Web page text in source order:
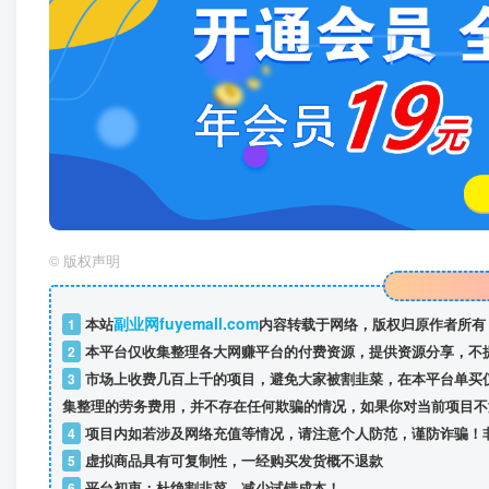
© 版权声明
1 本站副业网fuyemall.com内容转载于网络，版权归原作者所
2 本平台仅收集整理各大网赚平台的付费资源，提供资源分享，
3 市场上收费几百上千的项目，避免大家被割韭菜，在本平台单
集整理的劳务费用，并不存在任何欺骗的情况，如果你对当前项目
4 项目内如若涉及网络充值等情况，请注意个人防范，谨防诈骗
5
虚拟商品具有可复制性，一经购买发货概不退款